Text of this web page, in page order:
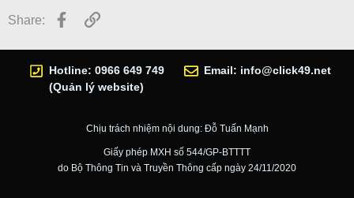
Share: Facebook
Link
Hotline: 0966 649 749
(Quản lý website)
Email: info@click49.net
Chịu trách nhiệm nội dung: Đỗ Tuấn Mạnh
Giấy phép MXH số 544/GP-BTTTT
do Bộ Thông Tin và Truyền Thông cấp ngày 24/11/2020